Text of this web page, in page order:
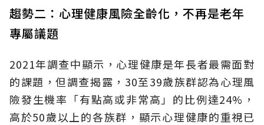
趨勢二：心理健康風險全齡化，不再是老年
專屬議題
2021年調查中顯示，心理健康是年長者最需面對
的課題，但調查揭露，30至39歲族群認為心理風
險發生機率「有點高或非常高」的比例達24%，
高於50歲以上的各族群，顯示心理健康的重視已